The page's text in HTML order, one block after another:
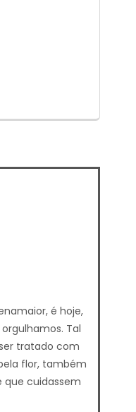
é hoje,
Tal
tratado com
flor, também
que cuidassem